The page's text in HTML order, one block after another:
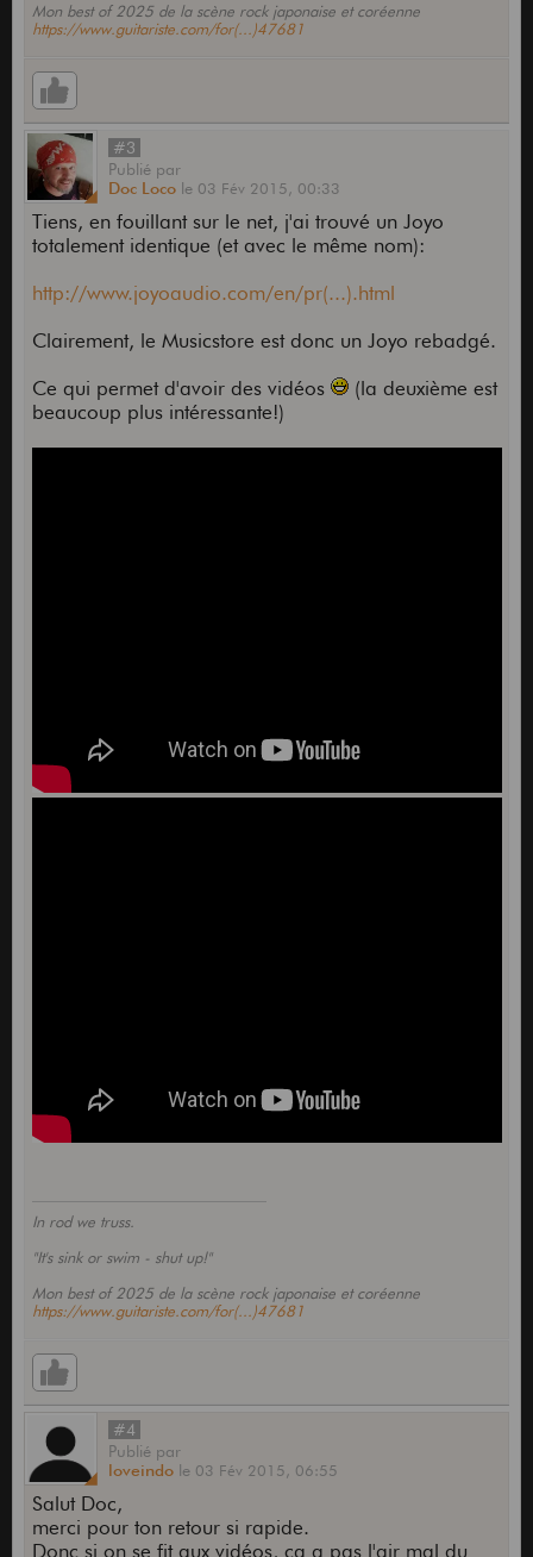
Mon best of 2025 de la scène rock japonaise et coréenne
https://www.guitariste.com/for(...)47681
#3
Publié par
Doc Loco le 03 Fév 2015, 00:33
Tiens, en fouillant sur le net, j'ai trouvé un Joyo
totalement identique (et avec le même nom):
http://www.joyoaudio.com/en/pr(...).html
Clairement, le Musicstore est donc un Joyo rebadgé.
Ce qui permet d'avoir des vidéos
(la deuxième est
beaucoup plus intéressante!)
In rod we truss.
"It's sink or swim - shut up!"
Mon best of 2025 de la scène rock japonaise et coréenne
https://www.guitariste.com/for(...)47681
#4
Publié par
loveindo le 03 Fév 2015, 06:55
Salut Doc,
merci pour ton retour si rapide.
Donc si on se fit aux vidéos, ça a pas l'air mal du